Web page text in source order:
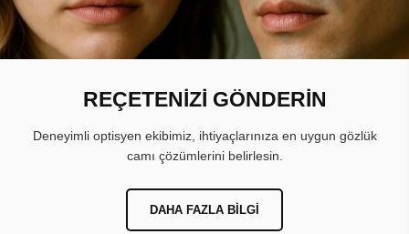
REÇETENİZİ GÖNDERİN
Deneyimli optisyen ekibimiz, ihtiyaçlarınıza en uygun gözlük
camı çözümlerini belirlesin.
DAHA FAZLA BILGI